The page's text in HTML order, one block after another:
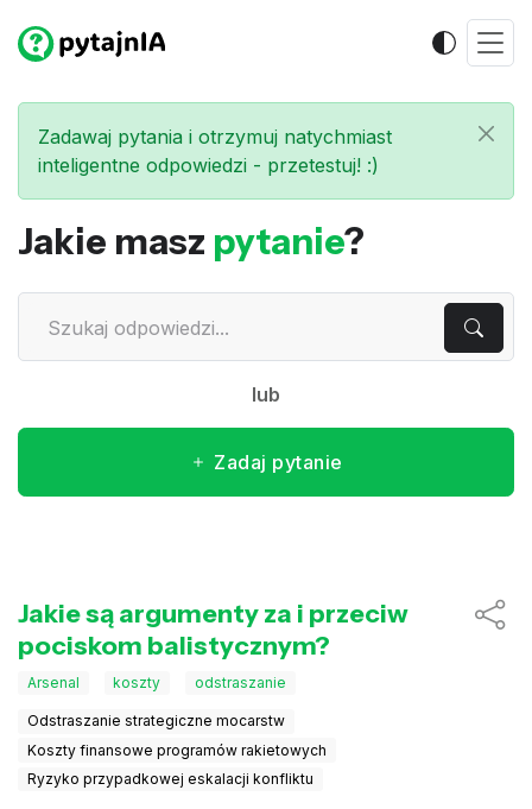
Zadawaj pytania i otrzymuj natychmiast
inteligentne odpowiedzi - przetestuj! :)
Jakie masz pytanie?
lub
Zadaj pytanie
Jakie są argumenty za i przeciw
pociskom balistycznym?
Arsenal koszty odstraszanie
Odstraszanie strategiczne mocarstw
Koszty finansowe programów rakietowych
Ryzyko przypadkowej eskalacji konfliktu